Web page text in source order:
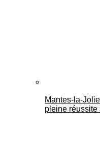
Mantes-la-
pleine réussite